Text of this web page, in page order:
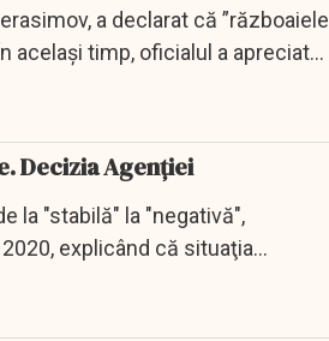
a declarat că ”războaiele
același timp, oficialul a apreciat...
Decizia Agenției
la "stabilă" la "negativă",
explicând că situaţia